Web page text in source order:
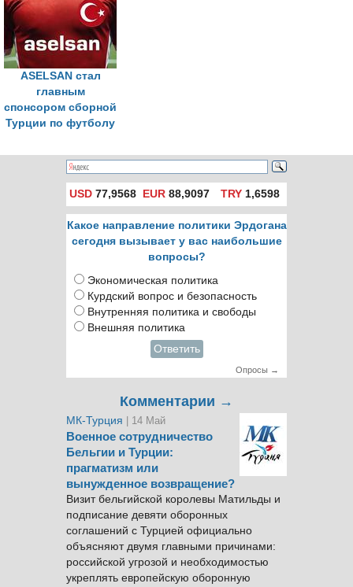
ASELSAN стал
главным
спонсором сборной
Турции по футболу
USD 77,9568 EUR 88,9097 TRY1,6598
Какое направление политики Эрдогана
сегодня вызывает у вас наибольшие
вопросы?
Экономическая политика
Курдский вопрос и безопасность
Внутренняя политика и свободы
Внешняя политика
Ответить
Опросы →
Комментарии →
МК-Турция | 14 Май
Военное сотрудничество
Бельгии и Турции:
прагматизм или
вынужденное возвращение?
Визит бельгийской королевы Матильды и
подписание девяти оборонных
соглашений с Турцией официально
объясняют двумя главными причинами:
российской угрозой и необходимостью
укреплять европейскую оборонную